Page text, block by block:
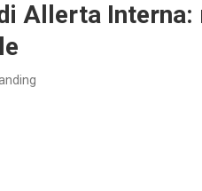
Allerta